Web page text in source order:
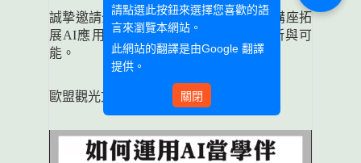
誠摯邀請全校師生一同參與，透過專題講座拓
展AI應用視野，為教與學注入更多創新與可
能。
歐盟觀光文化經貿園區 敬上
請點選此按鈕來選擇您喜歡的語
言來瀏覽本網站。
此網站的翻譯是由Google 翻譯
提供。
關閉